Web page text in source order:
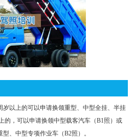
岁以上的可以申请换领重型、中型全挂、半挂
的，可以申请换领中型载客汽车（B1照）或
、中型专项作业车（B2照）。